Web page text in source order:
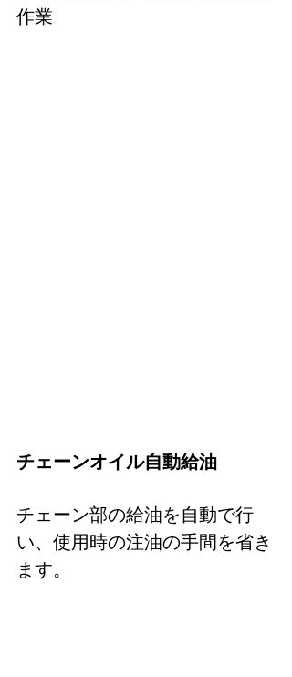
作業
チェーンオイル自動給油
チェーン部の給油を自動で行
い、使用時の注油の手間を省き
ます。